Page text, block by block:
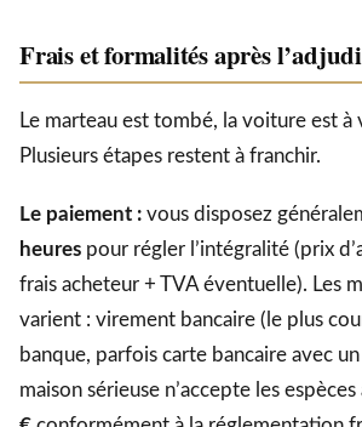
Frais et formalités après
Le marteau est tombé, la voiture est à
Plusieurs étapes restent à franchir.
Le paiement : vous disposez
heures pour régler l’intégralité (prix
frais acheteur + TVA éventuelle). Les
varient : virement bancaire (le plus
banque, parfois carte bancaire avec
maison sérieuse n’accepte les